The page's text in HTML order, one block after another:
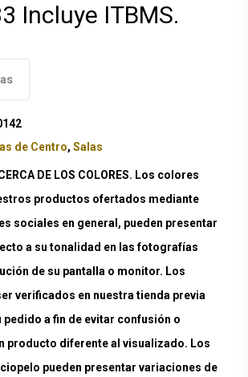
Incluye ITBMS.
de Centro, Salas
DE LOS COLORES. Los colores
productos ofertados mediante
sociales en general, pueden presentar
a su tonalidad en las fotografías
de su pantalla o monitor. Los
verificados en nuestra tienda previa
a fin de evitar confusión o
producto diferente al visualizado. Los
pueden presentar variaciones de